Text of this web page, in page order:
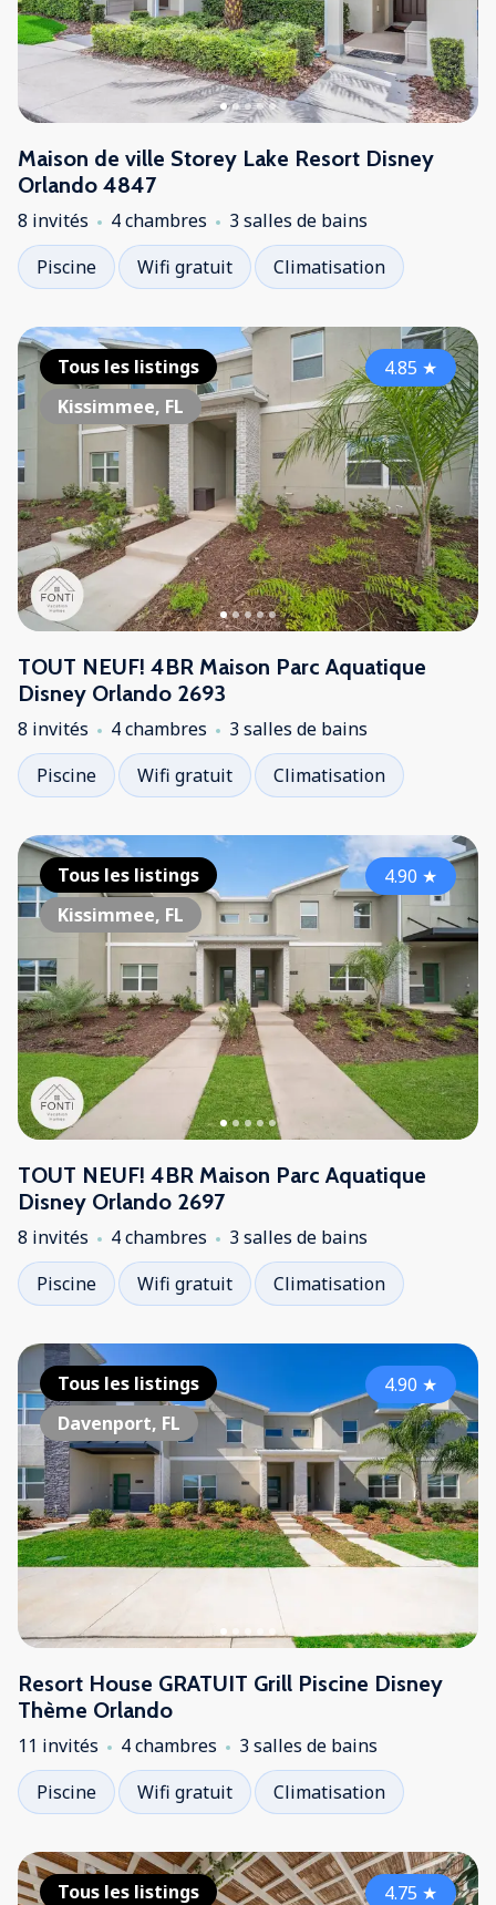
Maison de ville Storey Lake Resort Disney
Orlando 4847
8 invités 4 chambres
3 salles de bains
Piscine
Wifi gratuit Climatisation
Tous les listings
Kissimmee, FL
4.85 ★
TOUT NEUF! 4BR Maison Parc Aquatique
Disney Orlando 2693
8 invités 4 chambres
3 salles de bains
Piscine
Wifi gratuit Climatisation
Tous les listings
Kissimmee, FL
4.90 ★
TOUT NEUF! 4BR Maison Parc Aquatique
Disney Orlando 2697
8 invités 4 chambres
3 salles de bains
Piscine
Wifi gratuit Climatisation
Tous les listings
Davenport, FL
4.90 ★
Resort House GRATUIT Grill Piscine Disney
Thème Orlando
11 invités 4 chambres
3 salles de bains
Piscine
Wifi gratuit Climatisation
Tous les listings 4.75 ★